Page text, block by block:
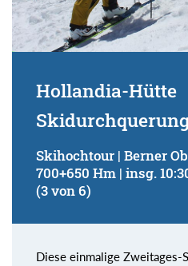
Hollandia-Hütte
Skihochtour | Berner
700+650 Hm | insg.
(3 von 6)
Diese einmalige Zweitages-